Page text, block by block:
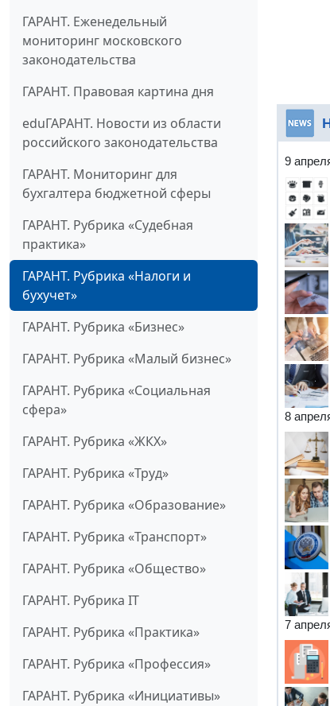
ГАРАНТ. Еженедельный
мониторинг московского
законодательства
ГАРАНТ. Правовая картина дня
eduГАРАНТ. Новости из области
российского законодательства
ГАРАНТ. Мониторинг для
бухгалтера бюджетной сферы
ГАРАНТ. Рубрика «Судебная
практика»
ГАРАНТ. Рубрика «Налоги и
бухучет»
ГАРАНТ. Рубрика «Бизнес»
ГАРАНТ. Рубрика «Малый бизнес»
ГАРАНТ. Рубрика «Социальная
сфера»
ГАРАНТ. Рубрика «ЖКХ»
ГАРАНТ. Рубрика «Труд»
ГАРАНТ. Рубрика «Образование»
ГАРАНТ. Рубрика «Транспорт»
ГАРАНТ. Рубрика «Общество»
ГАРАНТ. Рубрика IT
ГАРАНТ. Рубрика «Практика»
ГАРАНТ. Рубрика «Профессия»
ГАРАНТ. Рубрика «Инициативы»
9
8
7